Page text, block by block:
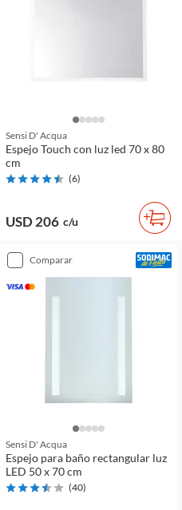
Sensi D' Acqua
Espejo Touch con luz led 70 x 80
cm
(6)
USD 206 c/u
comparar
Sensi D' Acqua
Espejo para baño rectangular luz
LED 50 x 70 cm
(40)